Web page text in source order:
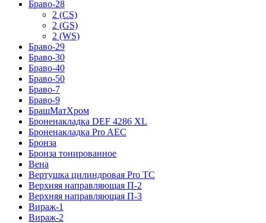
Браво-28
2 (CS)
2 (GS)
2 (WS)
Браво-29
Браво-30
Браво-40
Браво-50
Браво-7
Браво-9
БрашМатХром
Броненакладка DEF 4286 XL
Броненакладка Pro AEC
Бронза
Бронза тонированное
Вена
Вертушка цилиндровая Pro TC
Верхняя направляющая П-2
Верхняя направляющая П-3
Вираж-1
Вираж-2